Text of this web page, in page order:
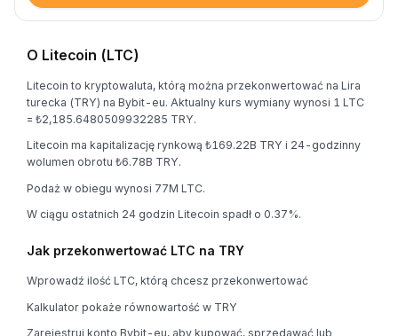
O Litecoin (LTC)
Litecoin to kryptowaluta, którą można przekonwertować na Lira
turecka (TRY) na Bybit-eu. Aktualny kurs wymiany wynosi 1 LTC
= ₺2,185.6480509932285 TRY.
Litecoin ma kapitalizację rynkową ₺169.22B TRY i 24-godzinny
wolumen obrotu ₺6.78B TRY.
Podaż w obiegu wynosi 77M LTC.
W ciągu ostatnich 24 godzin Litecoin spadł o 0.37%.
Jak przekonwertować LTC na TRY
Wprowadź ilość LTC, którą chcesz przekonwertować
Kalkulator pokaże równowartość w TRY
Zarejestruj konto Bybit-eu, aby kupować, sprzedawać lub